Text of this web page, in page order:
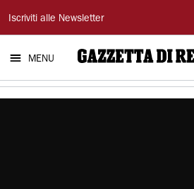
Gazzetta
di
Reggio
Iscriviti alle Newsletter
MENU